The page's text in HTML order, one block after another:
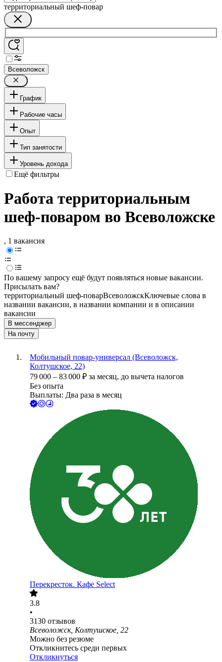
территориальный шеф-повар
Всеволожск
График
Рабочие часы
Опыт
Тип занятости
Уровень дохода
Ещё фильтры
Работа территориальным
шеф-поваром во Всеволожске
, 1 вакансия
По вашему запросу ещё будут появляться новые вакансии.
Присылать вам?
территориальный шеф-поварВсеволожскКлючевые слова в
названии вакансии, в названии компании и в описании
вакансии
В мессенджер
На почту
Мобильный повар-универсал (Всеволожск,
Колтушское, 22)
79 000 – 83 000 ₽ за месяц, до вычета налогов
Без опыта
Выплаты: Два раза в месяц
Перекресток. Кафе Select
3.8
•
3130 отзывов
Всеволожск, Колтушское, 22
Можно без резюме
Откликнитесь среди первых
Откликнуться